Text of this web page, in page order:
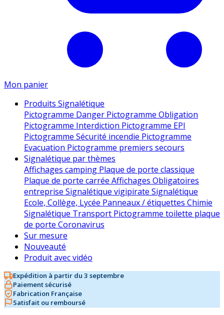
Mon panier
Produits Signalétique
Pictogramme Danger Pictogramme Obligation
Pictogramme Interdiction Pictogramme EPI
Pictogramme Sécurité incendie Pictogramme
Evacuation Pictogramme premiers secours
Signalétique par thèmes
Affichages camping Plaque de porte classique
Plaque de porte carrée Affichages Obligatoires
entreprise Signalétique vigipirate Signalétique
Ecole, Collège, Lycée Panneaux / étiquettes Chimie
Signalétique Transport Pictogramme toilette plaque
de porte Coronavirus
Sur mesure
Nouveauté
Produit avec vidéo
Expédition à partir du 3 septembre
Paiement sécurisé
Fabrication Française
Satisfait ou remboursé